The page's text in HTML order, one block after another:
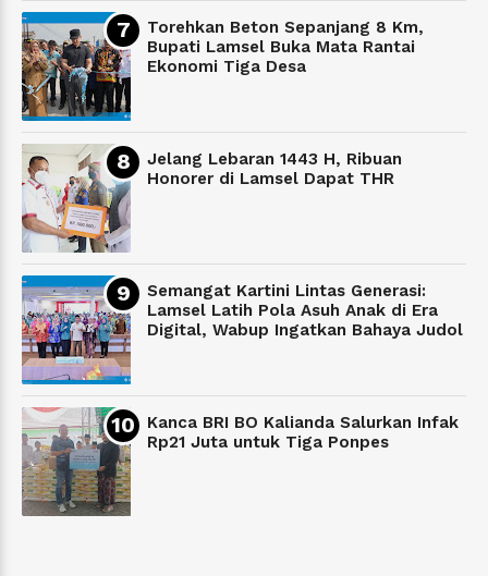
Torehkan Beton Sepanjang 8 Km,
Bupati Lamsel Buka Mata Rantai
Ekonomi Tiga Desa
Jelang Lebaran 1443 H, Ribuan
Honorer di Lamsel Dapat THR
Semangat Kartini Lintas Generasi:
Lamsel Latih Pola Asuh Anak di Era
Digital, Wabup Ingatkan Bahaya Judol
Kanca BRI BO Kalianda Salurkan Infak
Rp21 Juta untuk Tiga Ponpes